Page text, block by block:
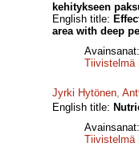
kehitykseen
English title:
area with deep
Avainsanat:
Tiivistelmä|
Jyrki Hytönen,
English title:
Avainsanat:
Tiivistelmä|